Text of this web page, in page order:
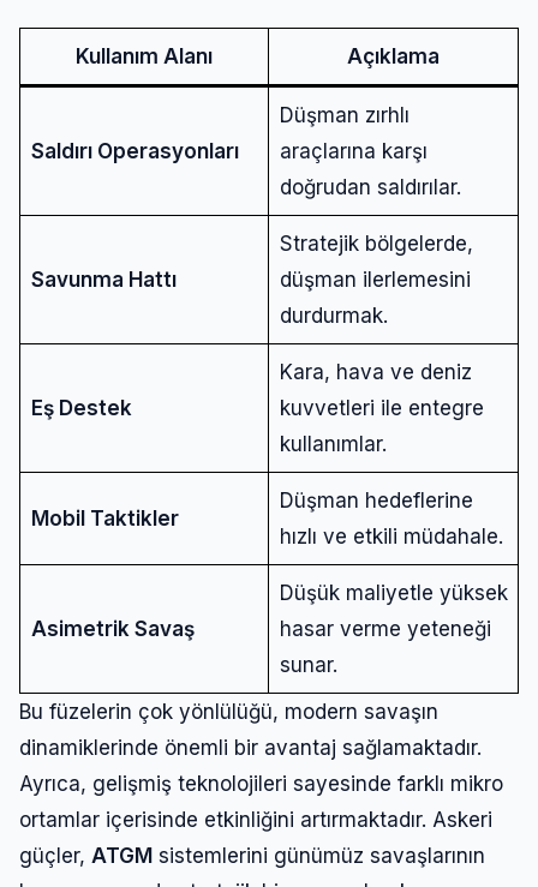
Kullanım Alanı Açıklama
Saldırı Operasyonları
Düşman zırhlı
araçlarına karşı
doğrudan saldırılar.
Savunma Hattı
Stratejik bölgelerde,
düşman ilerlemesini
durdurmak.
Eş Destek
Kara, hava ve deniz
kuvvetleri ile entegre
kullanımlar.
Mobil Taktikler
Düşman hedeflerine
hızlı ve etkili müdahale.
Asimetrik Savaş
Düşük maliyetle yüksek
hasar verme yeteneği
sunar.
Bu füzelerin çok yönlülüğü, modern savaşın
dinamiklerinde önemli bir avantaj sağlamaktadır.
Ayrıca, gelişmiş teknolojileri sayesinde farklı mikro
ortamlar içerisinde etkinliğini artırmaktadır. Askeri
güçler, ATGM sistemlerini günümüz savaşlarının
Giriş Yap
Kullanıcı Adı veya E-posta